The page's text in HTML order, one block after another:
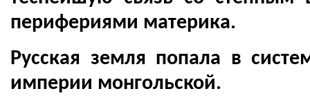
перифериями материка.
Русская земля попала в
империи монгольской.